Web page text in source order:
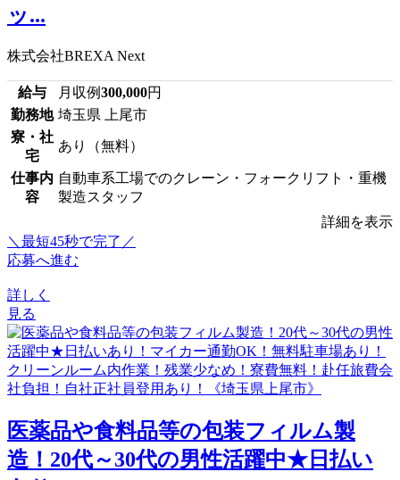
ッ...
株式会社BREXA Next
給与 月収例300,000円
勤務地 埼玉県 上尾市
寮・社
宅
あり（無料）
仕事内
容
自動車系工場でのクレーン・フォークリフト・重機
製造スタッフ
詳細を表示
＼最短45秒で完了／
応募へ進む
詳しく
見る
医薬品や食料品等の包装フィルム製
造！20代～30代の男性活躍中★日払い